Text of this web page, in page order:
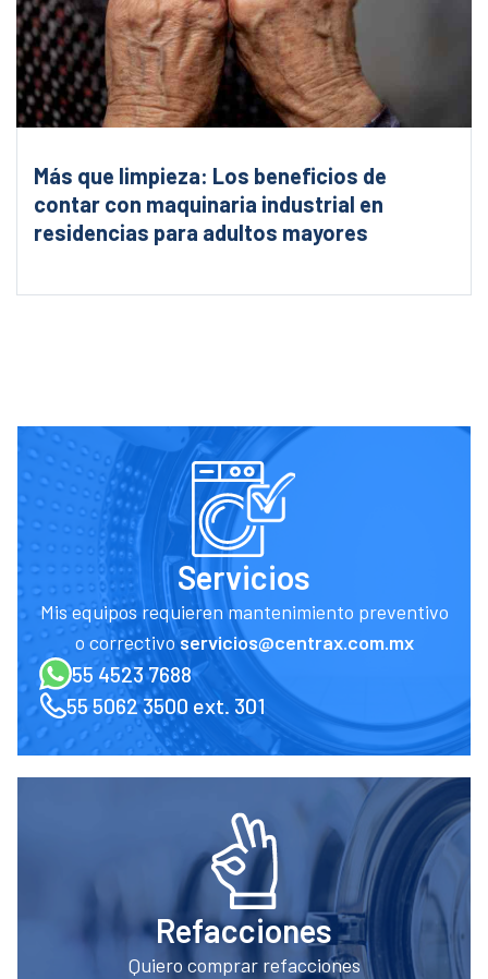
Más que limpieza: Los beneficios de
contar con maquinaria industrial en
residencias para adultos mayores
Servicios
Mis equipos requieren mantenimiento preventivo
o correctivoservicios@centrax.com.mx
55 4523 7688
55 5062 3500 ext. 301
Refacciones
Quiero comprar refacciones